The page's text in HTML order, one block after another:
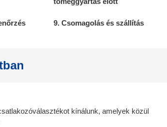
9. Csomagolás és szállítás
kínálunk, amelyek közül